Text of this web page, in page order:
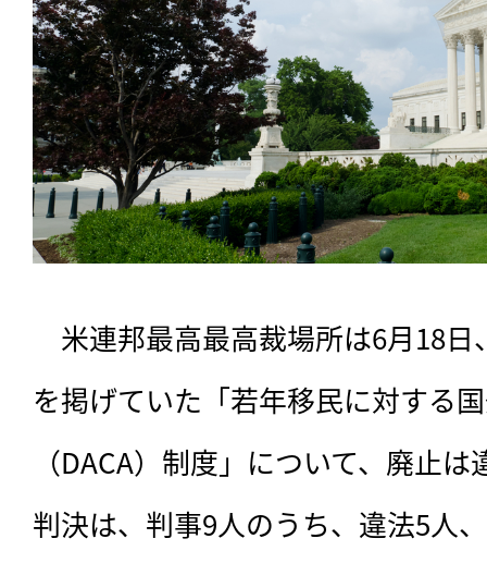
米連邦最高最高裁場所は6月18日
を掲げていた「若年移民に対する
（DACA）制度」について、廃止
判決は、判事9人のうち、違法5人